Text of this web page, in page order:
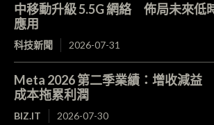
中移動升級 5.5G 網絡 佈局未來低
應用
科技新聞 2026-07-31
Meta 2026 第二季業績：增收減益
成本拖累利潤
BIZ.IT 2026-07-30